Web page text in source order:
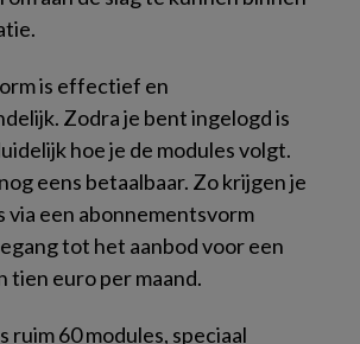
is effectief en
Zodra je bent ingelogd is
hoe je de modules volgt.
eens betaalbaar. Zo krijgen je
via een abonnementsvorm
tot het aanbod voor een
tien euro per maand.
ruim 60 modules, speciaal